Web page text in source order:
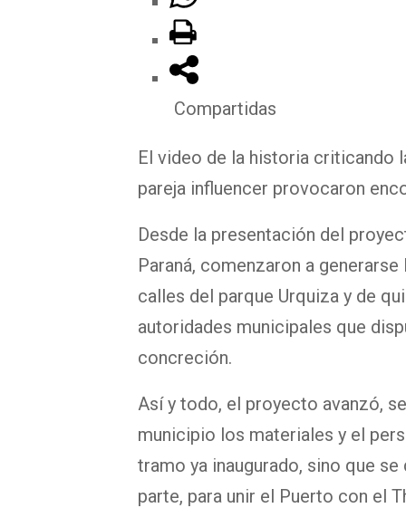
Compartidas
El video de la historia criticando
pareja influencer provocaron
Desde la presentación del
Paraná, comenzaron a
calles del parque Urquiza y de
autoridades municipales que
concreción.
Así y todo, el proyecto avanzó,
municipio los materiales y el
tramo ya inaugurado, sino que
parte, para unir el Puerto con el